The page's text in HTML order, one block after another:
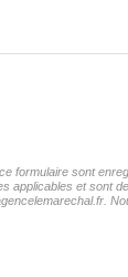
formulaire sont
applicables et sont